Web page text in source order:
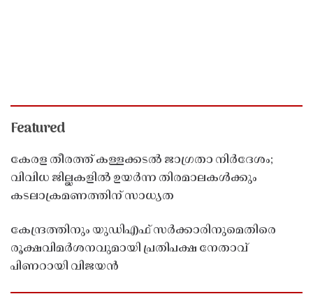
Featured
കേരള തീരത്ത് കള്ളക്കടൽ ജാഗ്രതാ നിർദേശം;
വിവിധ ജില്ലകളിൽ ഉയർന്ന തിരമാലകൾക്കും
കടലാക്രമണത്തിന് സാധ്യത
കേന്ദ്രത്തിനും യുഡിഎഫ് സർക്കാരിനുമെതിരെ
രൂക്ഷവിമർശനവുമായി പ്രതിപക്ഷ നേതാവ്
പിണറായി വിജയൻ